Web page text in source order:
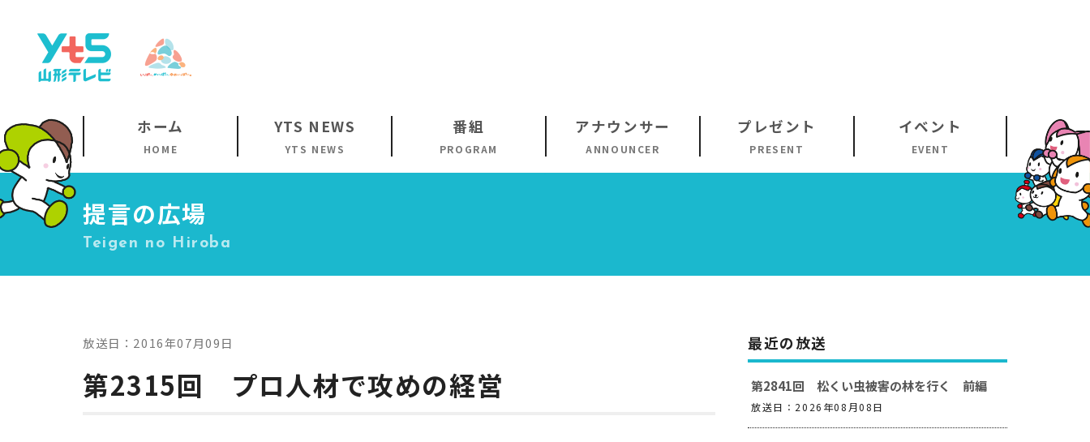
ホーム
HOME
YTS NEWS
YTS NEWS
番組
PROGRAM
アナウンサー
ANNOUNCER
プレゼント
PRESENT
イベント
EVENT
提言の広場
Teigen no Hiroba
放送日：2016年07月09日
第2315回 プロ人材で攻めの経営
最近の放送
第2841回 松くい虫被害の林を行く 前編
放送日：2026年08月08日